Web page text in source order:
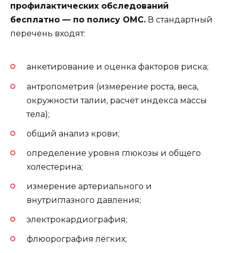
профилактических обследований
бесплатно — по полису ОМС. В стандартный
перечень входят:
анкетирование и оценка факторов риска;
антропометрия (измерение роста, веса,
окружности талии, расчёт индекса массы
тела);
общий анализ крови;
определение уровня глюкозы и общего
холестерина;
измерение артериального и
внутриглазного давления;
электрокардиография;
флюорография лёгких;